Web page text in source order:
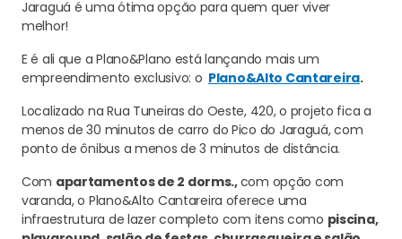
Jaraguá é uma ótima opção para quem quer viver
melhor!
E é ali que a Plano&Plano está lançando mais um
empreendimento exclusivo: o Plano&Alto Cantareira.
Localizado na Rua Tuneiras do Oeste, 420, o projeto fica a
menos de 30 minutos de carro do Pico do Jaraguá, com
ponto de ônibus a menos de 3 minutos de distância.
Com apartamentos de 2 dorms.,com opção com
varanda, o Plano&Alto Cantareira oferece uma
infraestrutura de lazer completo com itens como piscina,